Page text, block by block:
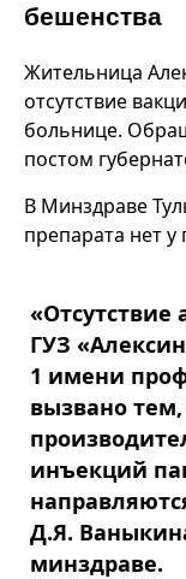
бешенства
Жительница
отсутствие
больнице.
постом
В Минздраве
препарата нет у
ГУЗ
1 имени
вызвано тем,
инъекций
Д.Я.
минздраве.